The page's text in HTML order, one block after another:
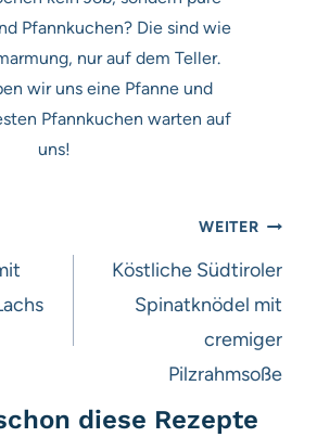
Pfannkuchen? Die sind wie
nur auf dem Teller.
wir uns eine Pfanne und
Pfannkuchen warten auf
uns!
WEITER
Köstliche Südtiroler
Spinatknödel mit
cremiger
Pilzrahmsoße
diese Rezepte